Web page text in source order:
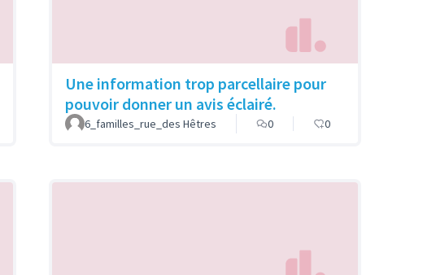
Une information trop parcellaire pour
pouvoir donner un avis éclairé.
6_familles_rue_des Hêtres 0 0